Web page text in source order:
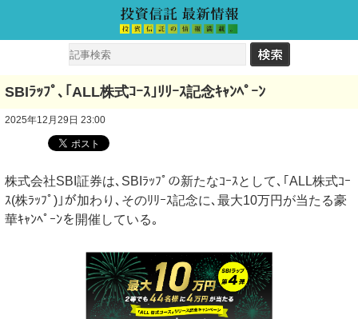
SBIﾗｯﾌﾟ､｢ALL株式ｺｰｽ｣ﾘﾘｰｽ記念ｷｬﾝﾍﾟｰﾝ
2025年12月29日 23:00
株式会社SBI証券は､SBIﾗｯﾌﾟの新たなｺｰｽとして､｢ALL株式ｺｰ
ｽ(株ﾗｯﾌﾟ)｣が加わり､そのﾘﾘｰｽ記念に､最大10万円が当たる豪
華ｷｬﾝﾍﾟｰﾝを開催している｡